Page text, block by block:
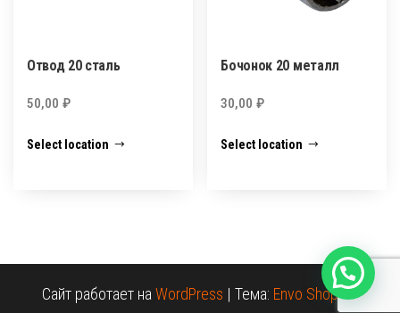
Отвод 20 сталь
50,00 ₽
Select location
Бочонок 20 металл
30,00₽
Select location
Сайт работает наWordPress | Тема: Envo Shopper